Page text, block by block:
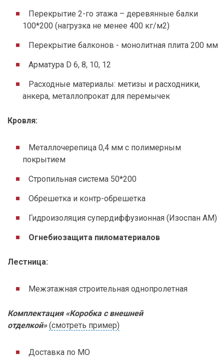
Перекрытие 2-го этажа – деревянные балки
100*200 (нагрузка не менее 400 кг/м2)
Перекрытие балконов - монолитная плита 200 мм
Арматура D 6, 8, 10, 12
Расходные материалы: метизы и расходники,
анкера, металлопрокат для перемычек
Кровля:
Металлочерепица 0,4 мм с полимерным
покрытием
Стропильная система 50*200
Обрешетка и контр-обрешетка
Гидроизоляция супердиффузионная (Изоспан АМ)
Огнебиозащита пиломатериалов
Лестница:
Межэтажная строительная однопролетная
Комплектация «Коробка с внешней
отделкой» (смотреть пример)
Доставка по МО